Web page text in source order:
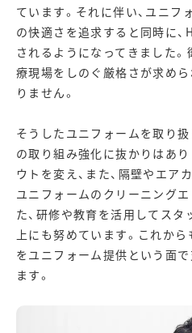
ています。それに伴い、ユニフ
の快適さを追求すると同時に
されるようになってきました。
療現場をしのぐ厳格さが求め
りません。
そうしたユニフォームを取り
の取り組み強化に抜かりはあ
ウトを変え、また、隔壁やエア
ユニフォームのクリーニング
た、研修や教育を活用してス
上にも努めています。これか
をユニフォーム提供という面
ます。